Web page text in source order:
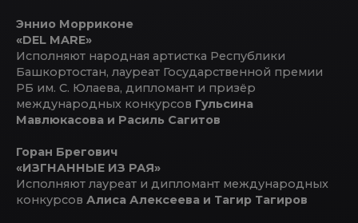
Эннио Морриконе
«DEL MARE»
Исполняют народная артистка Республики
Башкортостан, лауреат Государственной премии
РБ им. С. Юлаева, дипломант и призёр
международных конкурсов Гульсина
Мавлюкасова и Расиль Сагитов
Горан Брегович
«ИЗГНАННЫЕ ИЗ РАЯ»
Исполняют лауреат и дипломант международных
конкурсов Алиса Алексеева и Тагир Тагиров